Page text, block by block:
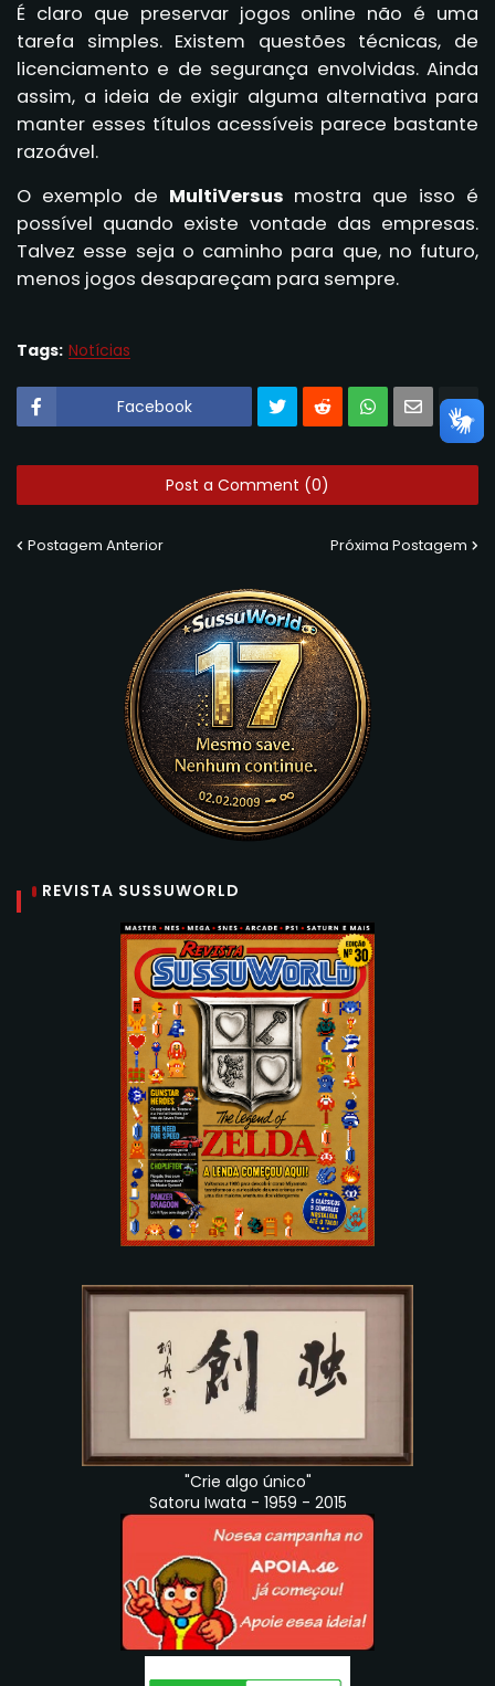
É claro que preservar jogos online não é uma
tarefa simples. Existem questões técnicas, de
licenciamento e de segurança envolvidas. Ainda
assim, a ideia de exigir alguma alternativa para
manter esses títulos acessíveis parece bastante
razoável.
O exemplo de MultiVersus mostra que isso é
possível quando existe vontade das empresas.
Talvez esse seja o caminho para que, no futuro,
menos jogos desapareçam para sempre.
Tags: Notícias
Facebook
Post a Comment (0)
Postagem Anterior Próxima Postagem
REVISTA SUSSUWORLD
"Crie algo único"
Satoru Iwata - 1959 - 2015